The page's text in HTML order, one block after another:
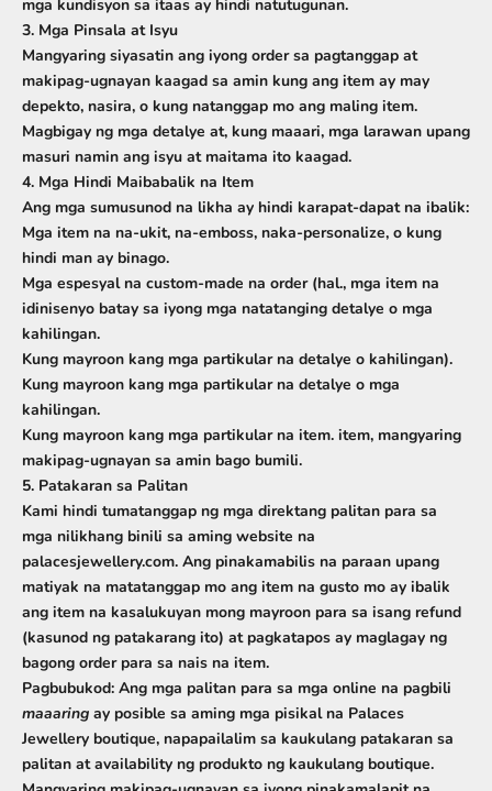
mga kundisyon sa itaas ay hindi natutugunan.
3. Mga Pinsala at Isyu
Mangyaring siyasatin ang iyong order sa pagtanggap at
makipag-ugnayan kaagad sa amin kung ang item ay may
depekto, nasira, o kung natanggap mo ang maling item.
Magbigay ng mga detalye at, kung maaari, mga larawan upang
masuri namin ang isyu at maitama ito kaagad.
4. Mga Hindi Maibabalik na Item
Ang mga sumusunod na likha ay hindi karapat-dapat na ibalik:
Mga item na na-ukit, na-emboss, naka-personalize, o kung
hindi man ay binago.
Mga espesyal na custom-made na order(hal., mga item na
idinisenyo batay sa iyong mga natatanging detalye o mga
kahilingan.
Kung mayroon kang mga partikular na detalye o kahilingan).
Kung mayroon kang mga partikular na detalye o mga
kahilingan.
Kung mayroon kang mga partikular na item. item, mangyaring
makipag-ugnayan sa amin bago bumili.
5. Patakaran sa Palitan
Kami hindi tumatanggap ng mga direktang palitan para sa
mga nilikhang binili sa aming website na
palacesjewellery.com. Ang pinakamabilis na paraan upang
matiyak na matatanggap mo ang item na gusto mo ay ibalik
ang item na kasalukuyan mong mayroon para sa isang refund
(kasunod ng patakarang ito) at pagkatapos ay maglagay ng
bagong order para sa nais na item.
Pagbubukod: Ang mga palitan para sa mga online na pagbili
maaaring ay posible sa aming mga pisikal na Palaces
Jewellery boutique, napapailalim sa kaukulang patakaran sa
palitan at availability ng produkto ng kaukulang boutique.